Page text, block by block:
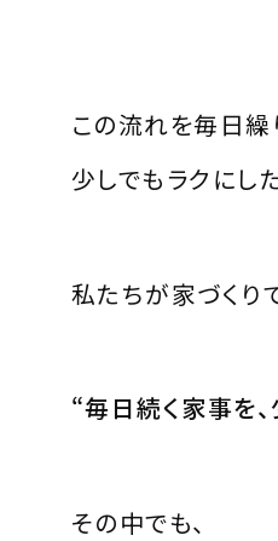
この流れを毎日繰
少しでもラクにし
私たちが家づくり
“毎日続く家事を
その中でも、